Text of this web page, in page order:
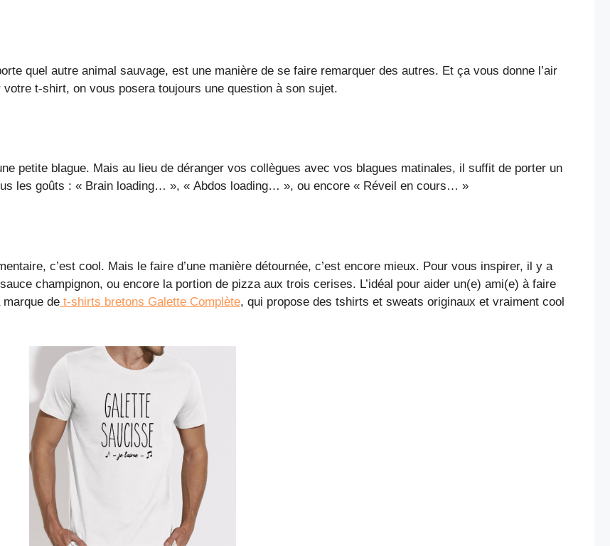
quel autre animal sauvage, est une manière de se faire remarquer des autres. Et ça vous donne l’air
t-shirt, on vous posera toujours une question à son sujet.
petite blague. Mais au lieu de déranger vos collègues avec vos blagues matinales, il suffit de porter un
les goûts : « Brain loading… », « Abdos loading… », ou encore « Réveil en cours… »
c’est cool. Mais le faire d’une manière détournée, c’est encore mieux. Pour vous inspirer, il y a
champignon, ou encore la portion de pizza aux trois cerises. L’idéal pour aider un(e) ami(e) à faire
de t-shirts bretons Galette Complète, qui propose des tshirts et sweats originaux et vraiment cool